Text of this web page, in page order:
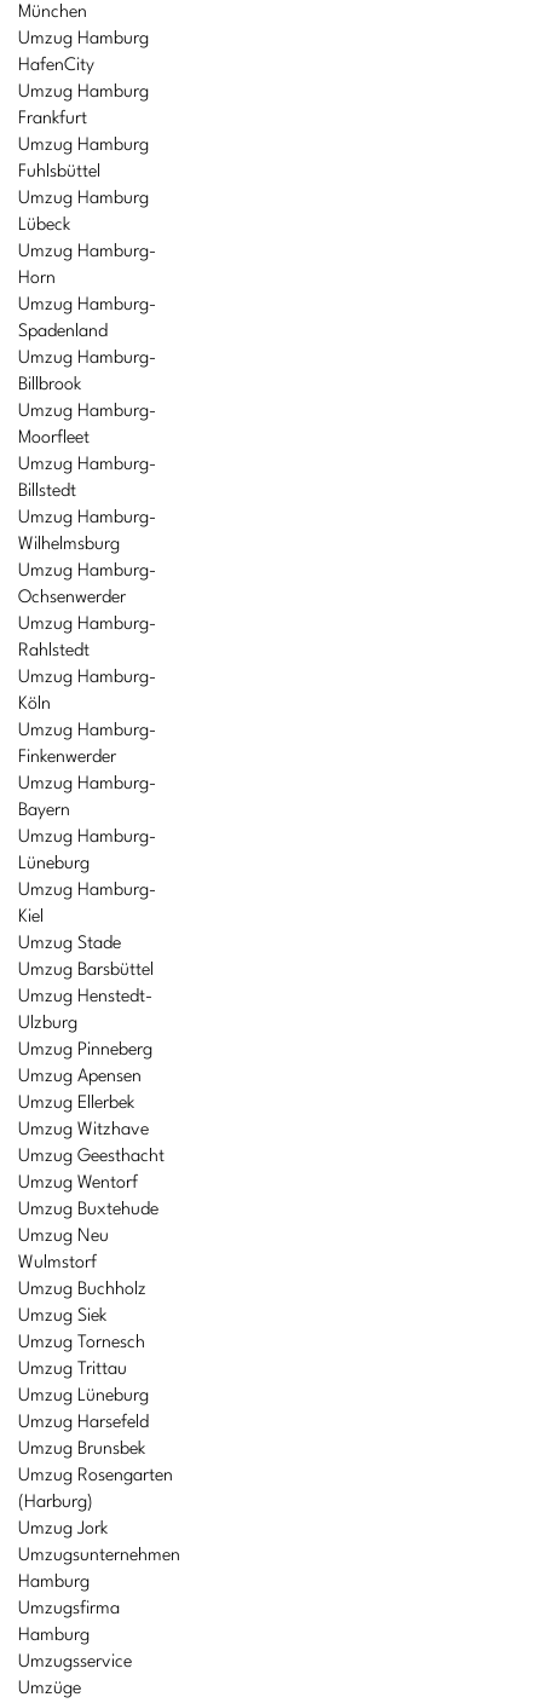
München
Umzug Hamburg
HafenCity
Umzug Hamburg
Frankfurt
Umzug Hamburg
Fuhlsbüttel
Umzug Hamburg
Lübeck
Umzug Hamburg-
Horn
Umzug Hamburg-
Spadenland
Umzug Hamburg-
Billbrook
Umzug Hamburg-
Moorfleet
Umzug Hamburg-
Billstedt
Umzug Hamburg-
Wilhelmsburg
Umzug Hamburg-
Ochsenwerder
Umzug Hamburg-
Rahlstedt
Umzug Hamburg-
Köln
Umzug Hamburg-
Finkenwerder
Umzug Hamburg-
Bayern
Umzug Hamburg-
Lüneburg
Umzug Hamburg-
Kiel
Umzug Stade
Umzug Barsbüttel
Umzug Henstedt-
Ulzburg
Umzug Pinneberg
Umzug Apensen
Umzug Ellerbek
Umzug Witzhave
Umzug Geesthacht
Umzug Wentorf
Umzug Buxtehude
Umzug Neu
Wulmstorf
Umzug Buchholz
Umzug Siek
Umzug Tornesch
Umzug Trittau
Umzug Lüneburg
Umzug Harsefeld
Umzug Brunsbek
Umzug Rosengarten
(Harburg)
Umzug Jork
Umzugsunternehmen
Hamburg
Umzugsfirma
Hamburg
Umzugsservice
Umzüge